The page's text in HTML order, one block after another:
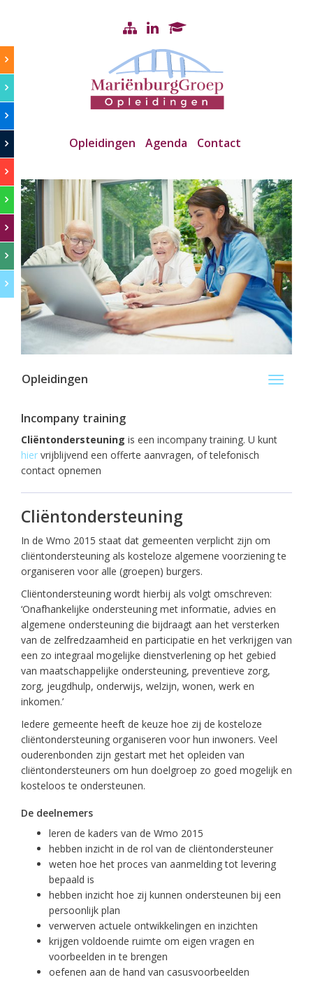
Opleidingen Agenda Contact
Toggle
Opleidingen
Incompany training
Cliëntondersteuning is een incompany training. U kunt
hier vrijblijvend een offerte aanvragen, of telefonisch
contact opnemen
Cliëntondersteuning
In de Wmo 2015 staat dat gemeenten verplicht zijn om
cliëntondersteuning als kosteloze algemene voorziening te
organiseren voor alle (groepen) burgers.
Cliëntondersteuning wordt hierbij als volgt omschreven:
‘Onafhankelijke ondersteuning met informatie, advies en
algemene ondersteuning die bijdraagt aan het versterken
van de zelfredzaamheid en participatie en het verkrijgen van
een zo integraal mogelijke dienstverlening op het gebied
van maatschappelijke ondersteuning, preventieve zorg,
zorg, jeugdhulp, onderwijs, welzijn, wonen, werk en
inkomen.’
Iedere gemeente heeft de keuze hoe zij de kosteloze
cliëntondersteuning organiseren voor hun inwoners. Veel
ouderenbonden zijn gestart met het opleiden van
cliëntondersteuners om hun doelgroep zo goed mogelijk en
kosteloos te ondersteunen.
De deelnemers
leren de kaders van de Wmo 2015
hebben inzicht in de rol van de cliëntondersteuner
weten hoe het proces van aanmelding tot levering
bepaald is
hebben inzicht hoe zij kunnen ondersteunen bij een
persoonlijk plan
verwerven actuele ontwikkelingen en inzichten
krijgen voldoende ruimte om eigen vragen en
voorbeelden in te brengen
oefenen aan de hand van casusvoorbeelden